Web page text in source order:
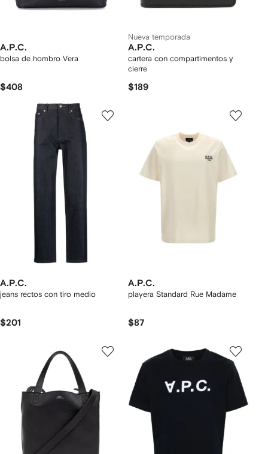
A.P.C.
bolsa de hombro Vera
$408
Nueva temporada
A.P.C.
cartera con compartimentos y
cierre
$189
A.P.C.
jeans rectos con tiro medio
$201
A.P.C.
playera Standard Rue Madame
$87